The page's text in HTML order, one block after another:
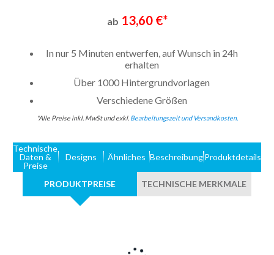
ab 13,60 €*
In nur 5 Minuten entwerfen, auf Wunsch in 24h
erhalten
Über 1000 Hintergrundvorlagen
Verschiedene Größen
*Alle Preise inkl. MwSt und exkl. Bearbeitungszeit und Versandkosten.
Technische
Daten &
Preise
Designs Ähnliches BeschreibungProduktdetails
PRODUKTPREISE TECHNISCHE MERKMALE